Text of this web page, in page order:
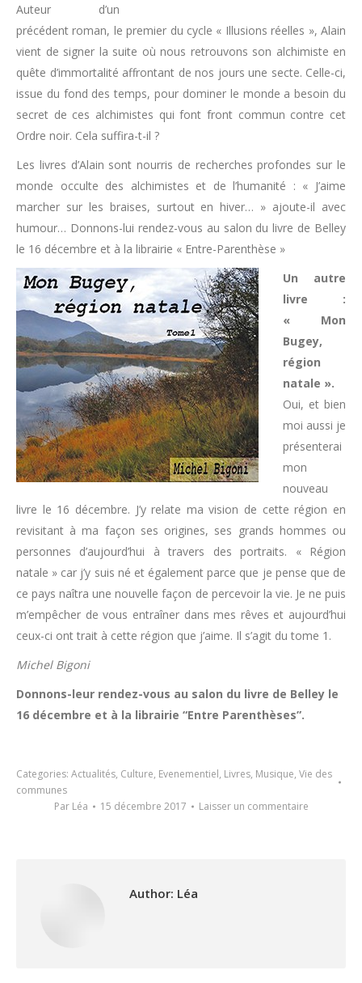
Auteur d’un
précédent roman, le premier du cycle « Illusions réelles », Alain
vient de signer la suite où nous retrouvons son alchimiste en
quête d’immortalité affrontant de nos jours une secte. Celle-ci,
issue du fond des temps, pour dominer le monde a besoin du
secret de ces alchimistes qui font front commun contre cet
Ordre noir. Cela suffira-t-il ?
Les livres d’Alain sont nourris de recherches profondes sur le
monde occulte des alchimistes et de l’humanité : « J’aime
marcher sur les braises, surtout en hiver… » ajoute-il avec
humour… Donnons-lui rendez-vous au salon du livre de Belley
le 16 décembre et à la librairie « Entre-Parenthèse »
Un autre
livre :
« Mon
Bugey,
région
natale ».
Oui, et bien
moi aussi je
présenterai
mon
nouveau
livre le 16 décembre. J’y relate ma vision de cette région en
revisitant à ma façon ses origines, ses grands hommes ou
personnes d’aujourd’hui à travers des portraits. « Région
natale » car j’y suis né et également parce que je pense que de
ce pays naîtra une nouvelle façon de percevoir la vie. Je ne puis
m’empêcher de vous entraîner dans mes rêves et aujourd’hui
ceux-ci ont trait à cette région que j’aime. Il s’agit du tome 1.
Michel Bigoni
Donnons-leur rendez-vous au salon du livre de Belley le
16 décembre et à la librairie “Entre Parenthèses”.
Categories: Actualités, Culture, Evenementiel, Livres, Musique, Vie des
communes
Par Léa 15 décembre 2017 Laisser un commentaire
Author: Léa